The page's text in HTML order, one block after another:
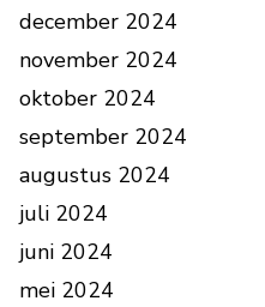
december 2024
november 2024
oktober 2024
september 2024
augustus 2024
juli 2024
juni 2024
mei 2024